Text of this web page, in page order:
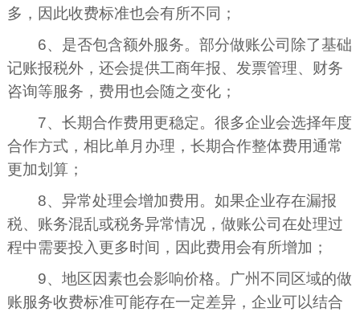
多，因此收费标准也会有所不同；
6、是否包含额外服务。部分做账公司除了基础
记账报税外，还会提供工商年报、发票管理、财务
咨询等服务，费用也会随之变化；
7、长期合作费用更稳定。很多企业会选择年度
合作方式，相比单月办理，长期合作整体费用通常
更加划算；
8、异常处理会增加费用。如果企业存在漏报
税、账务混乱或税务异常情况，做账公司在处理过
程中需要投入更多时间，因此费用会有所增加；
9、地区因素也会影响价格。广州不同区域的做
账服务收费标准可能存在一定差异，企业可以结合